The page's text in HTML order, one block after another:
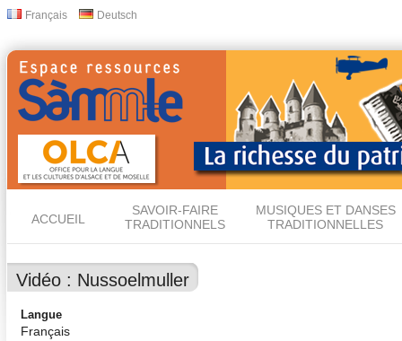
Français Deutsch
ACCUEIL
SAVOIR-FAIRE
TRADITIONNELS
MUSIQUES ET DANSES
TRADITIONNELLES
Vidéo : Nussoelmuller
Langue
Français